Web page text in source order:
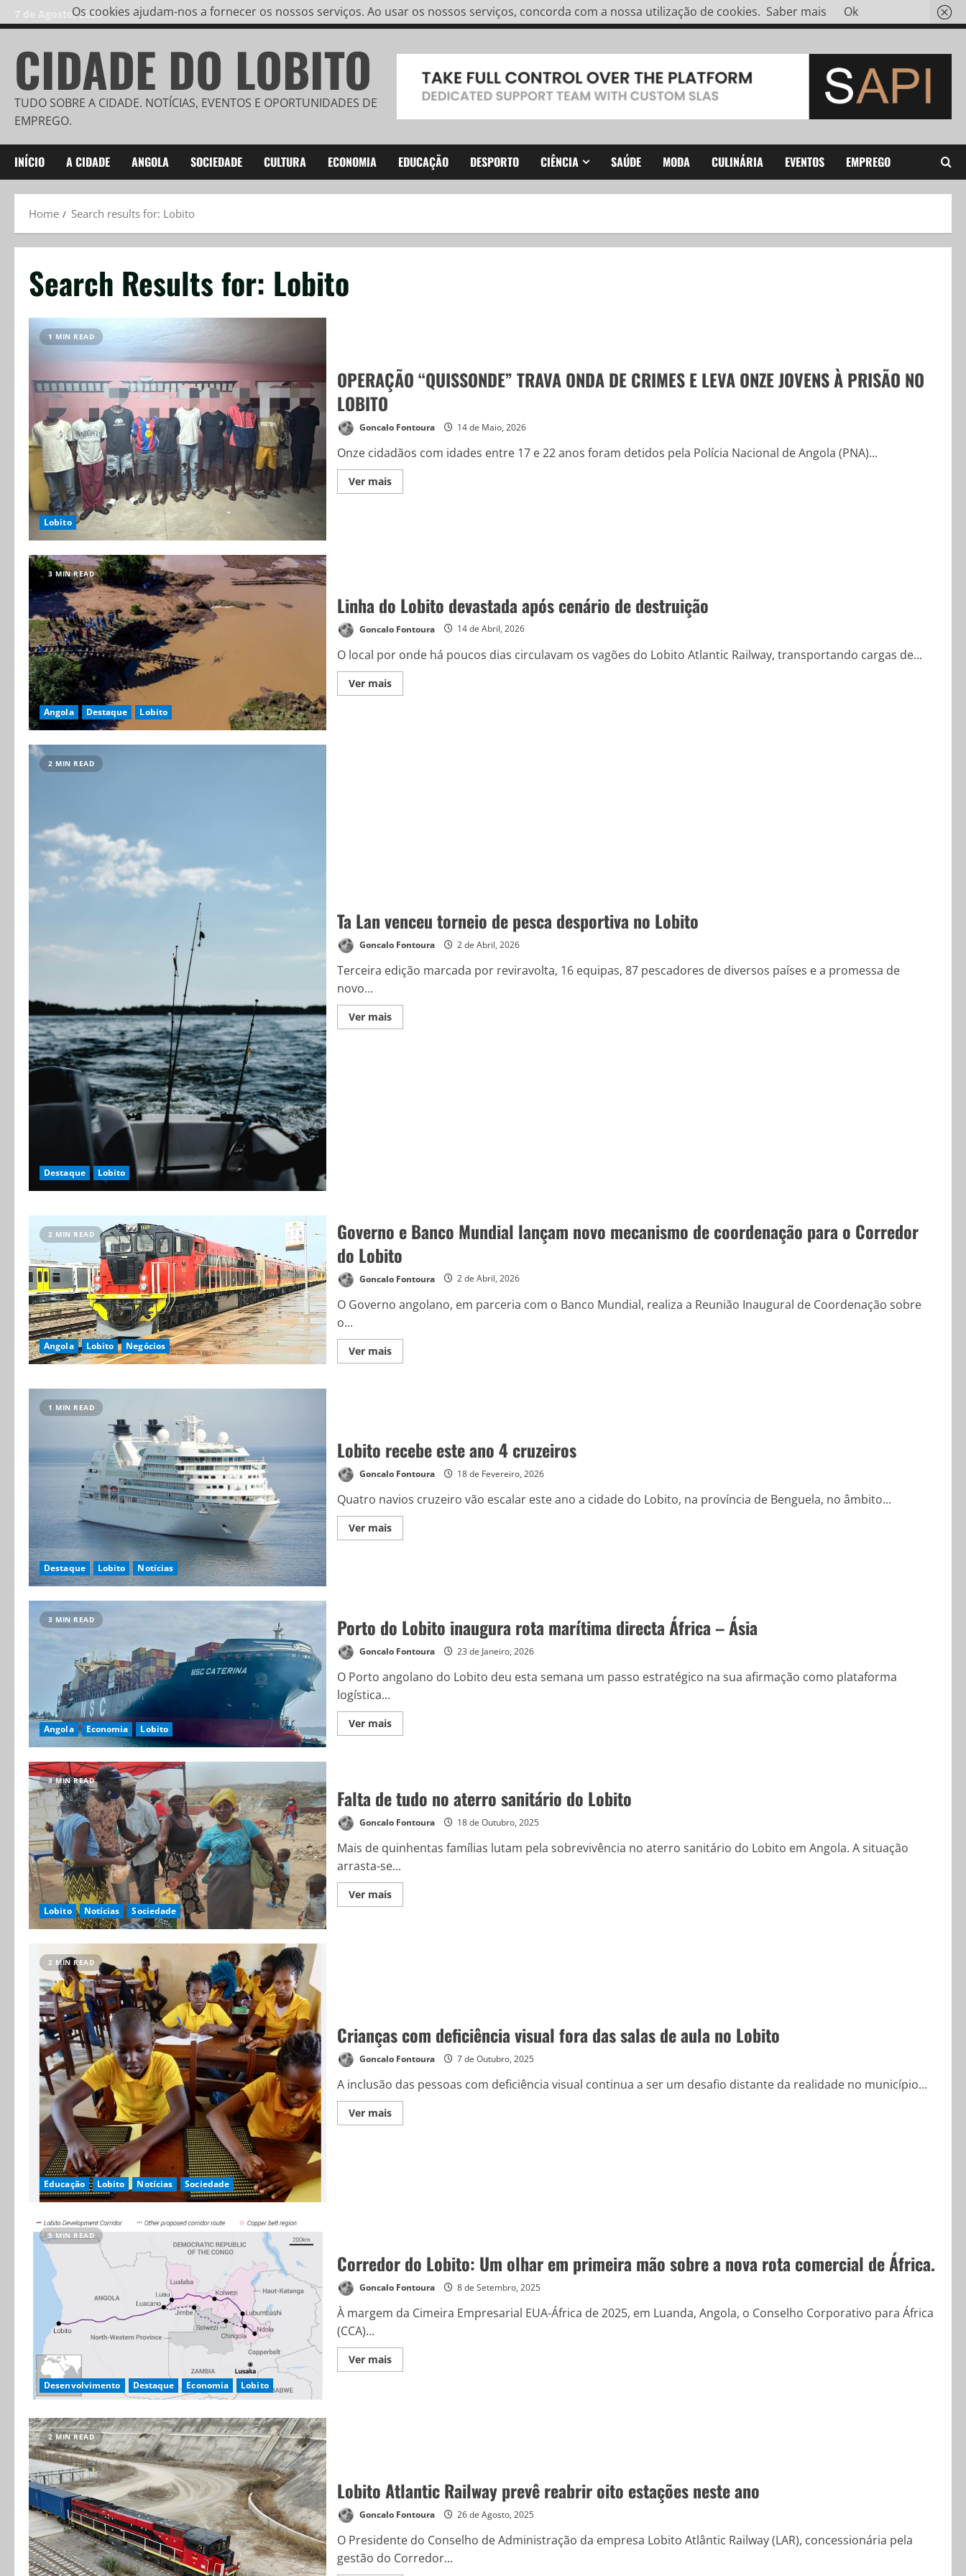
7 de Agosto, 2026
CIDADE DO LOBITO
TUDO SOBRE A CIDADE. NOTÍCIAS, EVENTOS E OPORTUNIDADES DE
EMPREGO.
INÍCIO A CIDADE ANGOLA SOCIEDADE CULTURA ECONOMIA EDUCAÇÃO DESPORTO CIÊNCIA SAÚDE MODA CULINÁRIA EVENTOS EMPREGO
Home Search results for: Lobito
Search Results for: Lobito
1 MIN READ
Lobito
OPERAÇÃO “QUISSONDE” TRAVA ONDA DE CRIMES E LEVA ONZE JOVENS À PRISÃO NO
LOBITO
Goncalo Fontoura 14 de Maio, 2026
Onze cidadãos com idades entre 17 e 22 anos foram detidos pela Polícia Nacional de Angola (PNA)...
Ver mais
3 MIN READ
Angola Destaque Lobito
Linha do Lobito devastada após cenário de destruição
Goncalo Fontoura 14 de Abril, 2026
O local por onde há poucos dias circulavam os vagões do Lobito Atlantic Railway, transportando cargas de...
Ver mais
2 MIN READ
Destaque Lobito
Ta Lan venceu torneio de pesca desportiva no Lobito
Goncalo Fontoura 2 de Abril, 2026
Terceira edição marcada por reviravolta, 16 equipas, 87 pescadores de diversos países e a promessa de
novo...
Ver mais
2 MIN READ
Angola Lobito Negócios
Governo e Banco Mundial lançam novo mecanismo de coordenação para o Corredor
do Lobito
Goncalo Fontoura 2 de Abril, 2026
O Governo angolano, em parceria com o Banco Mundial, realiza a Reunião Inaugural de Coordenação sobre
o...
Ver mais
1 MIN READ
Destaque Lobito Notícias
Lobito recebe este ano 4 cruzeiros
Goncalo Fontoura 18 de Fevereiro, 2026
Quatro navios cruzeiro vão escalar este ano a cidade do Lobito, na província de Benguela, no âmbito...
Ver mais
3 MIN READ
Angola Economia Lobito
Porto do Lobito inaugura rota marítima directa África – Ásia
Goncalo Fontoura 23 de Janeiro, 2026
O Porto angolano do Lobito deu esta semana um passo estratégico na sua afirmação como plataforma
logística...
Ver mais
3 MIN READ
Lobito Notícias Sociedade
Falta de tudo no aterro sanitário do Lobito
Goncalo Fontoura 18 de Outubro, 2025
Mais de quinhentas famílias lutam pela sobrevivência no aterro sanitário do Lobito em Angola. A situação
arrasta-se...
Ver mais
2 MIN READ
Educação Lobito Notícias Sociedade
Crianças com deficiência visual fora das salas de aula no Lobito
Goncalo Fontoura 7 de Outubro, 2025
A inclusão das pessoas com deficiência visual continua a ser um desafio distante da realidade no município...
Ver mais
5 MIN READ
Desenvolvimento Destaque Economia Lobito
Corredor do Lobito: Um olhar em primeira mão sobre a nova rota comercial de África.
Goncalo Fontoura 8 de Setembro, 2025
À margem da Cimeira Empresarial EUA-África de 2025, em Luanda, Angola, o Conselho Corporativo para África
(CCA)...
Ver mais
2 MIN READ
Lobito Atlantic Railway prevê reabrir oito estações neste ano
Goncalo Fontoura 26 de Agosto, 2025
O Presidente do Conselho de Administração da empresa Lobito Atlântic Railway (LAR), concessionária pela
gestão do Corredor...
Os cookies ajudam-nos a fornecer os nossos serviços. Ao usar os nossos serviços, concorda com a nossa utilização de cookies. Saber mais Ok